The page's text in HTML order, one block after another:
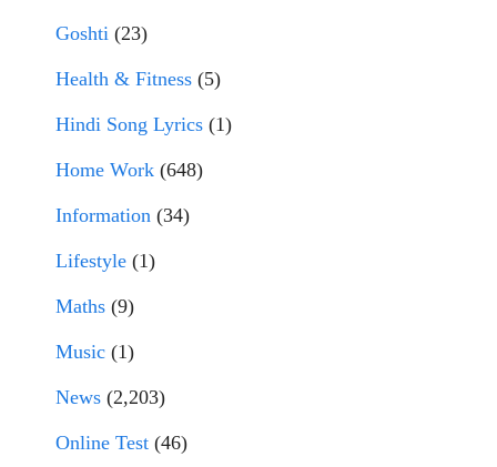
Goshti (23)
Health & Fitness (5)
Hindi Song Lyrics (1)
Home Work (648)
Information (34)
Lifestyle (1)
Maths (9)
Music (1)
News (2,203)
Online Test (46)